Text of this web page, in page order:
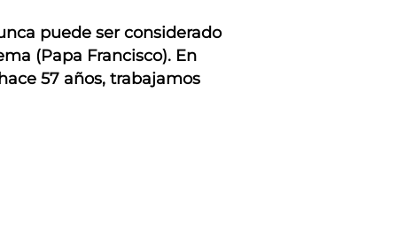
puede ser considerado
(Papa Francisco). En
57 años, trabajamos